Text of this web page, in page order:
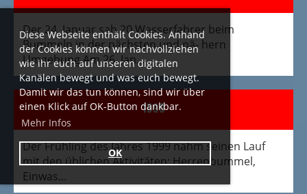
Diese Webseite enthält Cookies. Anhand
der Cookies können wir nachvollziehen
wie ihr euch auf unseren digitalen
Kanälen bewegt und was euch bewegt.
Damit wir das tun können, sind wir über
einen Klick auf OK-Button dankbar.
Mehr Infos
OK
Der 24. Januar sah 20 Wasserfahrer beim
Bummeln in der nächsten und nä- hern
Umgebung.Am 26. Jan...
1999
Der Frühling des Jahres 1999 nahm seinen Lauf
mit den üblichen Aktivitäten: Herrenbummel,
Einwas...